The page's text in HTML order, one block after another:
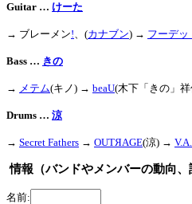
Guitar … けーた
→ ブレーメン! 、(カナブン) → フーデッ
Bass … きの
→ メテム(キノ) → beaU(木下「きの」
Drums … 涼
→ Secret Fathers → OUTЯAGE(涼) →
情報（バンドやメンバーの動向、
名前: